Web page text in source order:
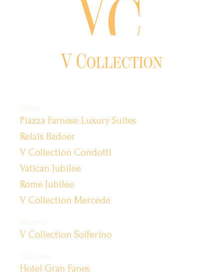
Piazza Farnese Luxury Suites
Relais Badoer
V Collection Condotti
Vatican Jubilee
Rome Jubilee
V Collection Mercede
V Collection Solferino
Hotel Gran Fanes